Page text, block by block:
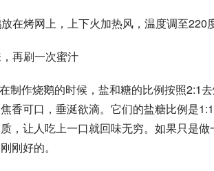
在烤网上，上下火加热风，温度调至220
再刷一次蜜汁
制作烧鹅的时候，盐和糖的比例按照2:1
香可口，垂涎欲滴。它们的盐糖比例是
，让人吃上一口就回味无穷。如果只是
刚好的。